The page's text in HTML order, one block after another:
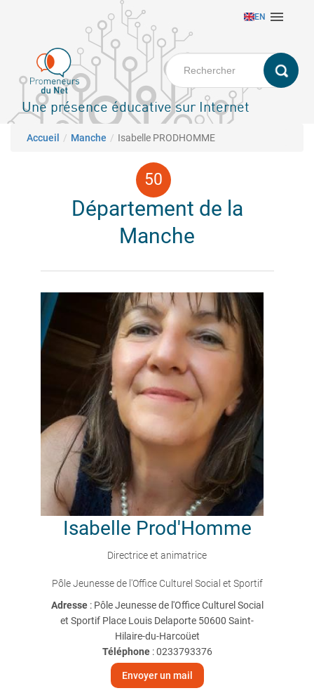
principal
EN 
Une présence éducative sur Internet
Fil d'Ariane
Accueil Manche Isabelle PRODHOMME
Département de la
Manche
Isabelle Prod'Homme
Directrice et animatrice
Pôle Jeunesse de l'Office Culturel Social et Sportif
Adresse : Pôle Jeunesse de l'Office Culturel Social
et Sportif Place Louis Delaporte 50600 Saint-
Hilaire-du-Harcoüet
Téléphone:0233793376
Envoyer un mail